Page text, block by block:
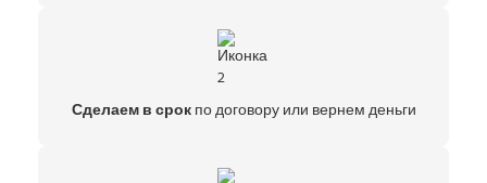
Сделаем в срокпо договору или вернем деньги